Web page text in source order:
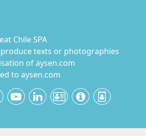
Chile SPA
texts or photographies
of aysen.com
to aysen.com